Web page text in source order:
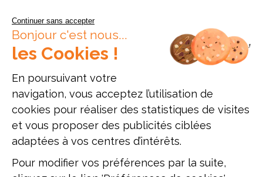
Données personnelles Mentions légales
Offres d'emploi
Plan du site
Établissement d'enseignement supérieur privé, Association à but non
lucratif
Continuer sans accepter
Bonjour c'est nous...
les Cookies !
En poursuivant votre
navigation, vous acceptez l’utilisation de
cookies pour réaliser des statistiques de visites
et vous proposer des publicités ciblées
adaptées à vos centres d’intérêts.
Pour modifier vos préférences par la suite,